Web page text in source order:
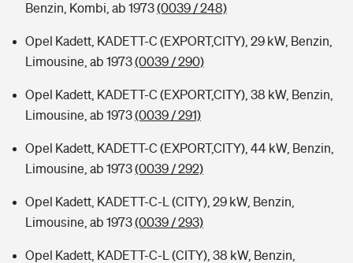
Benzin, Kombi, ab 1973(0039 / 248)
Opel Kadett, KADETT-C (EXPORT,CITY), 29 kW, Benzin,
Limousine, ab 1973(0039 / 290)
Opel Kadett, KADETT-C (EXPORT,CITY), 38 kW, Benzin,
Limousine, ab 1973(0039 / 291)
Opel Kadett, KADETT-C (EXPORT,CITY), 44 kW, Benzin,
Limousine, ab 1973(0039 / 292)
Opel Kadett, KADETT-C-L (CITY), 29 kW, Benzin,
Limousine, ab 1973(0039 / 293)
Opel Kadett, KADETT-C-L (CITY), 38 kW, Benzin,